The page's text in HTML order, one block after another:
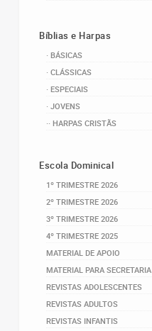
Bíblias e Harpas
· BÁSICAS
· CLÁSSICAS
· ESPECIAIS
· JOVENS
·· HARPAS CRISTÃS
Escola Dominical
1º TRIMESTRE 2026
2º TRIMESTRE 2026
3º TRIMESTRE 2026
4º TRIMESTRE 2025
MATERIAL DE APOIO
MATERIAL PARA SECRETARIA
REVISTAS ADOLESCENTES
REVISTAS ADULTOS
REVISTAS INFANTIS